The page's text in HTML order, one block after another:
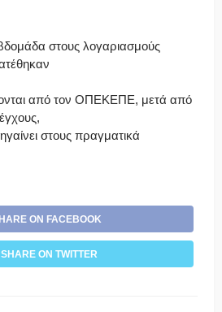
στους λογαριασμούς
από τον ΟΠΕΚΕΠΕ, μετά από
στους πραγματικά
ON FACEBOOK
SHARE ON TWITTER